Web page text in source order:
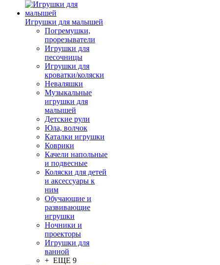
Игрушки для малышей
Погремушки,
прорезыватели
Игрушки для
песочницы
Игрушки для
кроватки/коляски
Неваляшки
Музыкальные
игрушки для
малышей
Детские рули
Юла, волчок
Каталки игрушки
Коврики
Качели напольные
и подвесные
Коляски для детей
и аксессуары к
ним
Обучающие и
развивающие
игрушки
Ночники и
проекторы
Игрушки для
ванной
+ ЕЩЕ 9